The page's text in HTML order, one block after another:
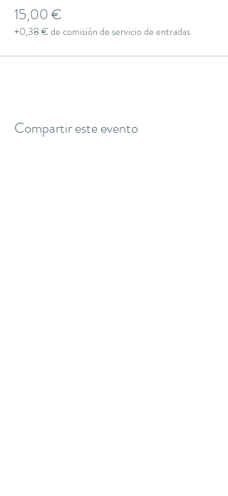
15,00 €
+0,38 € de comisión de servicio de entradas
Compartir este evento